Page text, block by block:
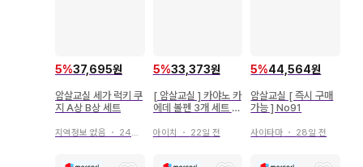
5%37,695원
암살교실 세가 럭키 쿠
지 A상 B상 세트
지역정보 없음 ・ 24일 전
5%33,373원
[ 암살교실 ] 카야노 카
에데 볼펜 3개 세트 [
아이치 ・ 22일 전
5%44,564원
암살교실 [ 즉시 구매
가능 ] No91
사이타마 ・ 28일 전